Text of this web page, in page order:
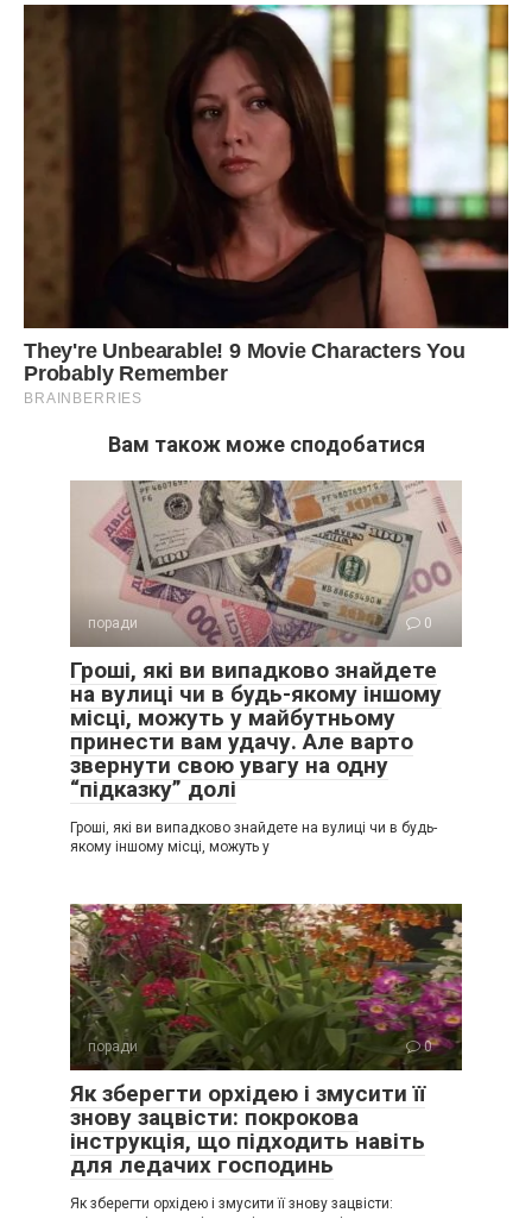
Вам також може сподобатися
поради 0
Гроші, які ви випадково знайдете
на вулиці чи в будь-якому іншому
місці, можуть у майбутньому
принести вам удачу. Але варто
звернути свою увагу на одну
“підказку” долі
Гроші, які ви випадково знайдете на вулиці чи в будь-
якому іншому місці, можуть у
поради 0
Як зберегти орхідею і змусити її
знову зацвісти: покрокова
інструкція, що підходить навіть
для ледачих господинь
Як зберегти орхідею і змусити її знову зацвісти: